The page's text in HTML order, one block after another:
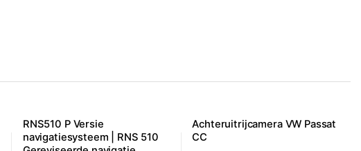
RNS510 P Versie
navigatiesysteem | RNS 510
Achteruitrijcamera VW Passat
CC